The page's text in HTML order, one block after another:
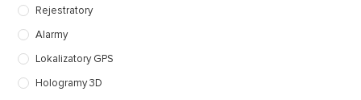
Rejestratory
Alarmy
Lokalizatory GPS
Hologramy 3D